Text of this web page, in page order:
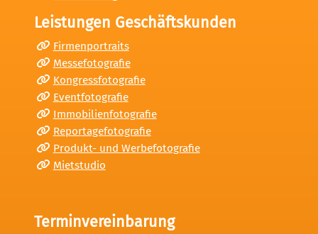
Leistungen Geschäftskunden
Firmenportraits
Messefotografie
Kongressfotografie
Eventfotografie
Immobilienfotografie
Reportagefotografie
Produkt- und Werbefotografie
Mietstudio
Terminvereinbarung